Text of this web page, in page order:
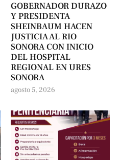
GOBERNADOR DURAZO
Y PRESIDENTA
SHEINBAUM HACEN
JUSTICIA AL RIO
SONORA CON INICIO
DEL HOSPITAL
REGIONAL EN URES
SONORA
agosto 5, 2026